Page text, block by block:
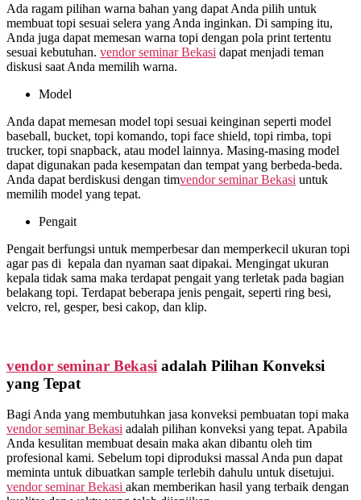
Ada ragam pilihan warna bahan yang dapat Anda pilih untuk
membuat topi sesuai selera yang Anda inginkan. Di samping itu,
Anda juga dapat memesan warna topi dengan pola print tertentu
sesuai kebutuhan. vendor seminar Bekasi dapat menjadi teman
diskusi saat Anda memilih warna.
Model
Anda dapat memesan model topi sesuai keinginan seperti model
baseball, bucket, topi komando, topi face shield, topi rimba, topi
trucker, topi snapback, atau model lainnya. Masing-masing model
dapat digunakan pada kesempatan dan tempat yang berbeda-beda.
Anda dapat berdiskusi dengan timvendor seminar Bekasi untuk
memilih model yang tepat.
Pengait
Pengait berfungsi untuk memperbesar dan memperkecil ukuran topi
agar pas di kepala dan nyaman saat dipakai. Mengingat ukuran
kepala tidak sama maka terdapat pengait yang terletak pada bagian
belakang topi. Terdapat beberapa jenis pengait, seperti ring besi,
velcro, rel, gesper, besi cakop, dan klip.
vendor seminar Bekasi adalah Pilihan Konveksi
yang Tepat
Bagi Anda yang membutuhkan jasa konveksi pembuatan topi maka
vendor seminar Bekasi adalah pilihan konveksi yang tepat. Apabila
Anda kesulitan membuat desain maka akan dibantu oleh tim
profesional kami. Sebelum topi diproduksi massal Anda pun dapat
meminta untuk dibuatkan sample terlebih dahulu untuk disetujui.
vendor seminar Bekasi akan memberikan hasil yang terbaik dengan